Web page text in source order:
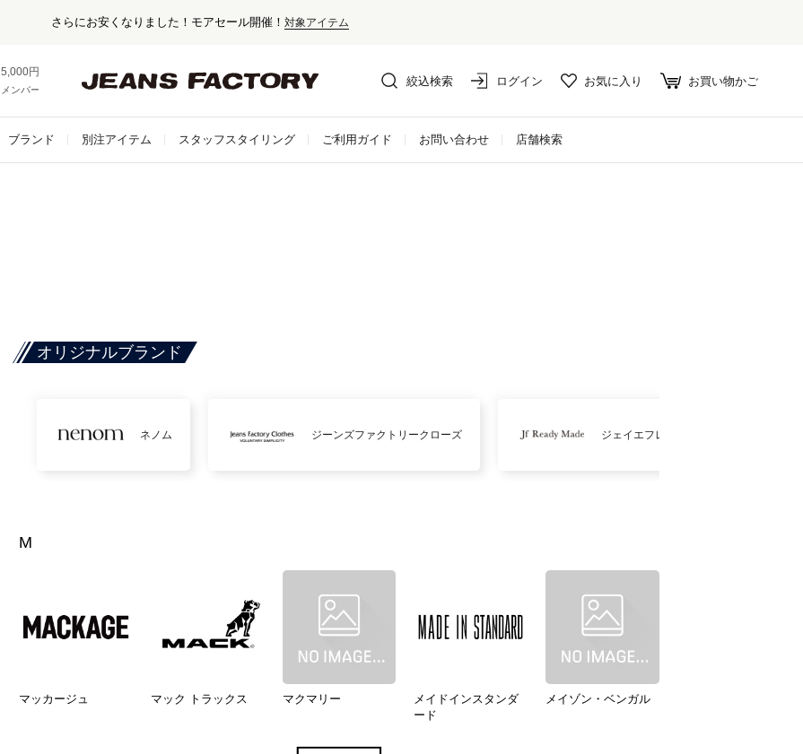
セール対象外アイテムは10%ポイント還元！
5,000円以上お買い上げで送料無料！
メンバー登録でお得な情報をゲット。さらに詳しく
絞込検索 ログイン お気に入り お買い物かご
ブランド 別注アイテム スタッフスタイリング ご利用ガイド お問い合わせ 店舗検索
オリジナルブランド
ネノム ジーンズファクトリークローズ ジェイエフレディメイド
M
マッカージュ マック トラックス マクマリー
メイドインスタンダ
ード
メイゾン・ベンガル